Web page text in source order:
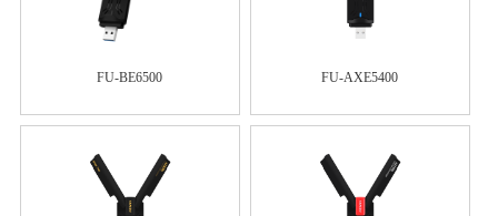
FU-BE6500 FU-AXE5400